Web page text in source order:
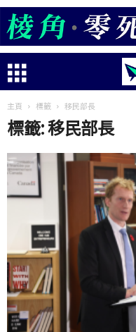
主頁 標籤 移民部長
標籤: 移民部長